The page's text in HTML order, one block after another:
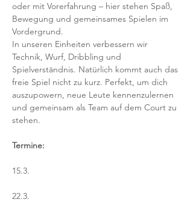
oder mit Vorerfahrung – hier stehen Spaß,
Bewegung und gemeinsames Spielen im
Vordergrund.
In unseren Einheiten verbessern wir
Technik, Wurf, Dribbling und
Spielverständnis. Natürlich kommt auch das
freie Spiel nicht zu kurz. Perfekt, um dich
auszupowern, neue Leute kennenzulernen
und gemeinsam als Team auf dem Court zu
stehen.
Termine:
15.3.
22.3.